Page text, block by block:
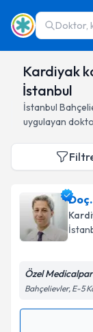
Doktor,
Kardiyak
İstanbul
İstanbul
uygulayan
Özel
Bahçelievler, E-5